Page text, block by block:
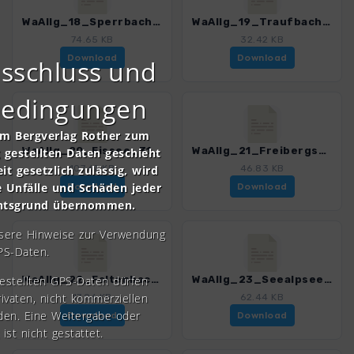
WaAllg_18_Sperrbachtobel_3143_1.gpx
74.65 KB
Download
WaAllg_19_Traufbachtal_3143_1.gpx
32.42 KB
Download
WaAllg_20_Eissee_3143_1.gpx
107.62 KB
Download
WaAllg_21_Freibergsee_3143_1.gpx
46.83 KB
Download
WaAllg_22_Faltenbachtobel_3143_1.gpx
17.06 KB
Download
WaAllg_23_Seealpsee_3143_1.gpx
62.44 KB
Download
und
Bergverlag Rother zum
Daten geschieht
gesetzlich zulässig, wird
und Schäden jeder
übernommen.
Hinweise zur Verwendung
Daten.
GPS-Daten dürfen
nicht kommerziellen
Eine Weitergabe oder
ist nicht gestattet.